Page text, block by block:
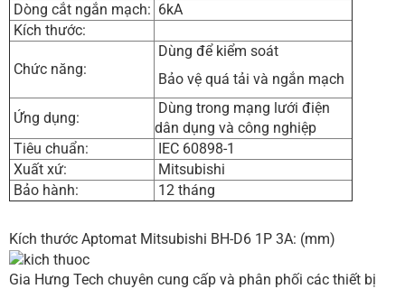
Dòng cắt ngắn mạch: 6kA
Kích thước:
Chức năng:
Dùng để kiểm soát
Bảo vệ quá tải và ngắn mạch
Ứng dụng:
Dùng trong mạng lưới điện
dân dụng và công nghiệp
Tiêu chuẩn:
IEC 60898-1
Xuất xứ:
Mitsubishi
Bảo hành:
12 tháng
Kích thước Aptomat Mitsubishi BH-D6 1P 3A: (mm)
Gia Hưng Tech chuyên cung cấp và phân phối các thiết bị